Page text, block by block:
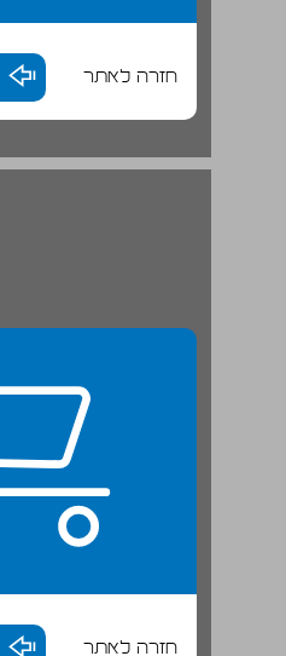
חזרה לאתר
חיון ואברבנאל ... 21
חזרה לאתר